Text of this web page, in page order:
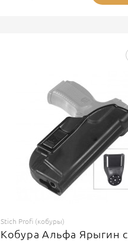
Stich Profi (кобуры)
Кобура Альфа Ярыгин с